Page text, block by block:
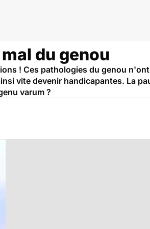
du genou
! Ces pathologies du genou
vite devenir handicapantes. La
varum ?